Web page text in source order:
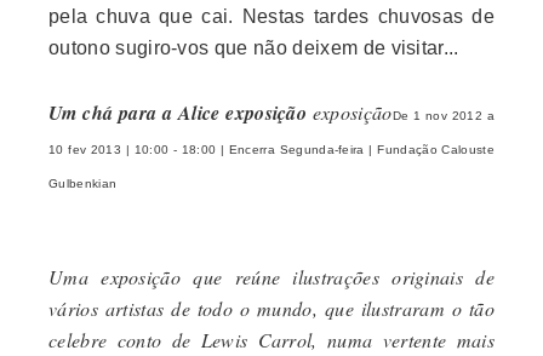
pela chuva que cai. Nestas tardes chuvosas de
outono sugiro-vos que não deixem de visitar...
Um chá para a Alice exposição exposiçãoDe 1 nov 2012 a
10 fev 2013 | 10:00 - 18:00 | Encerra Segunda-feira | Fundação Calouste
Gulbenkian
Uma exposição que reúne ilustrações originais de
vários artistas de todo o mundo, que ilustraram o tão
celebre conto de Lewis Carrol, numa vertente mais